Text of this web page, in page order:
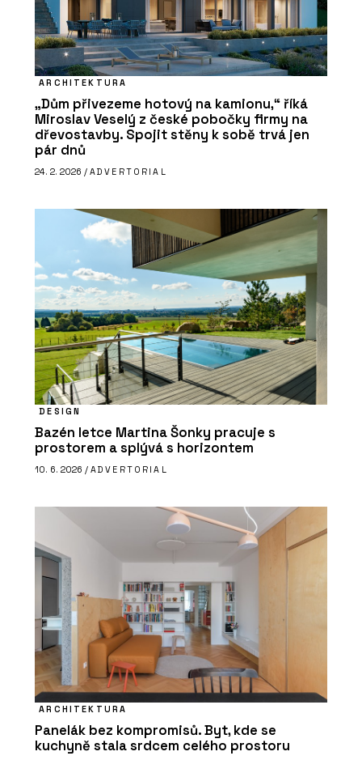
ARCHITEKTURA
„Dům přivezeme hotový na kamionu,“ říká
Miroslav Veselý z české pobočky firmy na
dřevostavby. Spojit stěny k sobě trvá jen
pár dnů
24. 2. 2026 / ADVERTORIAL
DESIGN
Bazén letce Martina Šonky pracuje s
prostorem a splývá s horizontem
10. 6. 2026 / ADVERTORIAL
ARCHITEKTURA
Panelák bez kompromisů. Byt, kde se
kuchyně stala srdcem celého prostoru